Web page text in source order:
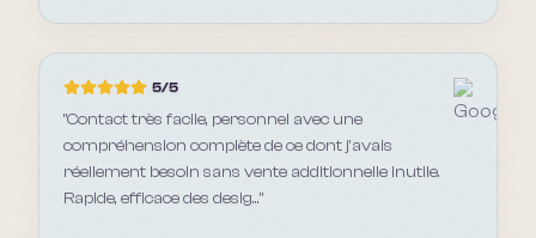
5/5
"Contact très facile, personnel avec une
compréhension complète de ce dont j'avais
réellement besoin sans vente additionnelle inutile.
Rapide, efficace des desig..."